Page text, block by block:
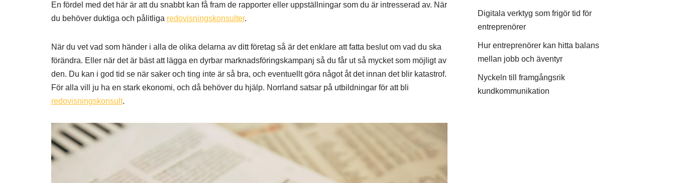
En fördel med det här är att du snabbt kan få fram de rapporter eller uppställningar som du är intresserad av. När
du behöver duktiga och pålitliga redovisningskonsulter.
När du vet vad som händer i alla de olika delarna av ditt företag så är det enklare att fatta beslut om vad du ska
förändra. Eller när det är bäst att lägga en dyrbar marknadsföringskampanj så du får ut så mycket som möjligt av
den. Du kan i god tid se när saker och ting inte är så bra, och eventuellt göra något åt det innan det blir katastrof.
För alla vill ju ha en stark ekonomi, och då behöver du hjälp. Norrland satsar på utbildningar för att bli
redovisningskonsult.
Digitala verktyg som frigör tid för
entreprenörer
Hur entreprenörer kan hitta balans
mellan jobb och äventyr
Nyckeln till framgångsrik
kundkommunikation